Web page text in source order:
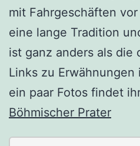
mit Fahrgeschäften
eine lange Tradition
ist ganz anders als die
Links zu
ein paar Fotos findet
Böhmischer Prater